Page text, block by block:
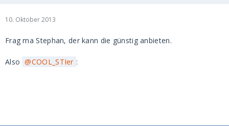
10. Oktober 2013
Frag ma Stephan, der kann die günstig anbieten.
Also COOL_STIer :